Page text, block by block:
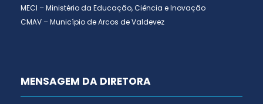
MECI – Ministério da Educação, Ciência e Inovação
CMAV – Município de Arcos de Valdevez
MENSAGEM DA DIRETORA